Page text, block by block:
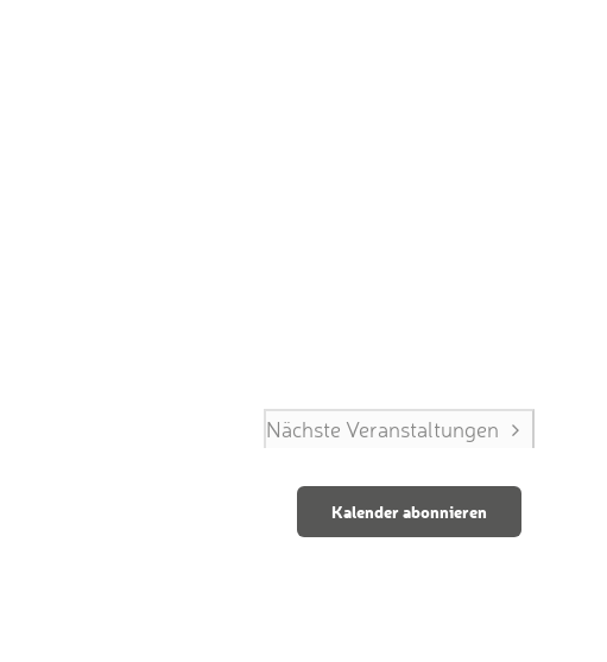
Nächste Veranstaltungen
Kalender abonnieren